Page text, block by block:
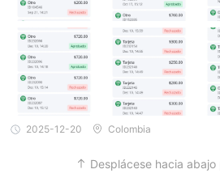
ra que mi margen no volviera a bajar y
5 días de haber consignado me dicen
nuevo porque ellos me tienen que
de la empresa 1 que para el 31 me
sino pierdo todo mi capital.No
2025-12-20 Colombia
Desplácese hacia